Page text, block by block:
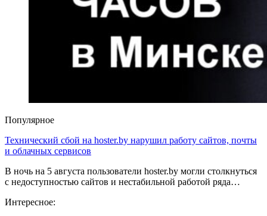
Популярное
Технический сбой на hoster.by нарушил работу сайтов, почты
и облачных сервисов
В ночь на 5 августа пользователи hoster.by могли столкнуться
с недоступностью сайтов и нестабильной работой ряда…
Интересное: